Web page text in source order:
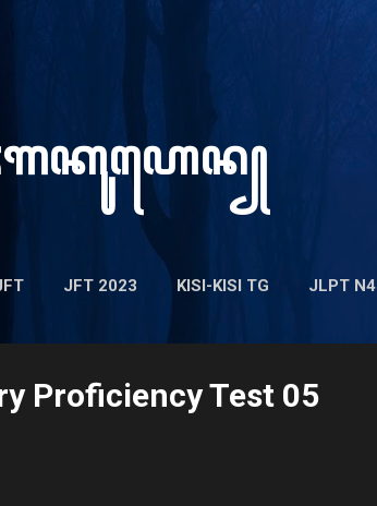
JFT 2023 KISI-KISI TG JLPT N4
Proficiency Test 05